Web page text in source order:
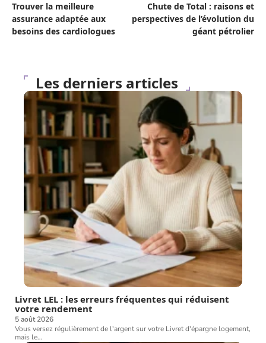
Trouver la meilleure
assurance adaptée aux
besoins des cardiologues
Chute de Total : raisons et
perspectives de l’évolution du
géant pétrolier
Les derniers articles
Livret LEL : les erreurs fréquentes qui réduisent
votre rendement
5 août 2026
Vous versez régulièrement de l'argent sur votre Livret d'épargne logement,
mais le…